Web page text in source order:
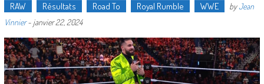
RAW Résultats Road To Royal Rumble WWE byJean
Vinnier- janvier 22, 2024